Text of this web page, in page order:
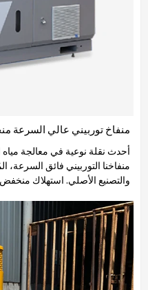
أحدث نقلة نوعية في معالجة
منفاخنا التوربيني فائق
والتصنيع الأصلي. استهلاك